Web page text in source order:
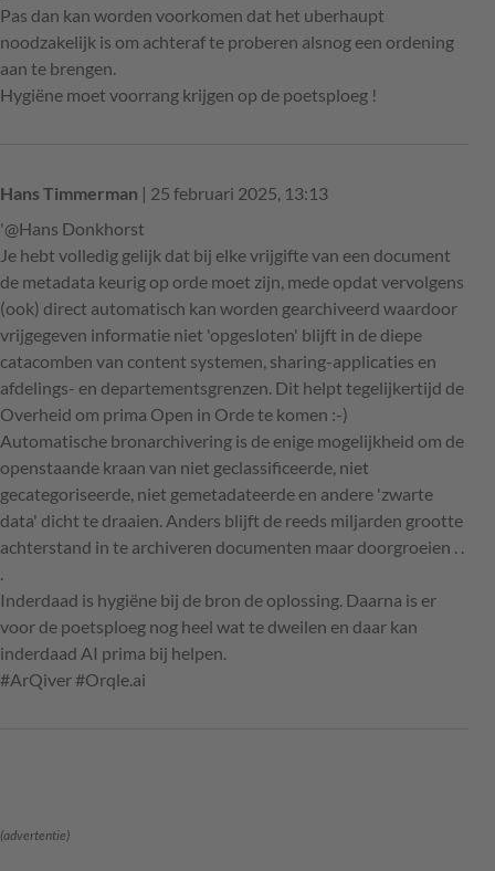
Pas dan kan worden voorkomen dat het uberhaupt
noodzakelijk is om achteraf te proberen alsnog een ordening
aan te brengen.
Hygiëne moet voorrang krijgen op de poetsploeg !
Hans Timmerman | 25 februari 2025, 13:13
'@Hans Donkhorst
Je hebt volledig gelijk dat bij elke vrijgifte van een document
de metadata keurig op orde moet zijn, mede opdat vervolgens
(ook) direct automatisch kan worden gearchiveerd waardoor
vrijgegeven informatie niet 'opgesloten' blijft in de diepe
catacomben van content systemen, sharing-applicaties en
afdelings- en departementsgrenzen. Dit helpt tegelijkertijd de
Overheid om prima Open in Orde te komen :-)
Automatische bronarchivering is de enige mogelijkheid om de
openstaande kraan van niet geclassificeerde, niet
gecategoriseerde, niet gemetadateerde en andere 'zwarte
data' dicht te draaien. Anders blijft de reeds miljarden grootte
achterstand in te archiveren documenten maar doorgroeien . .
Inderdaad is hygiëne bij de bron de oplossing. Daarna is er
voor de poetsploeg nog heel wat te dweilen en daar kan
inderdaad AI prima bij helpen.
#ArQiver #Orqle.ai
(advertentie)